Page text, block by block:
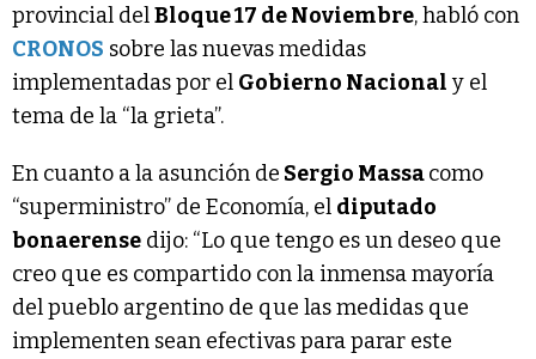
provincial delBloque 17 de Noviembre, habló con
CRONOS sobre las nuevas medidas
implementadas por el Gobierno Nacional y el
tema de la “la grieta”.
En cuanto a la asunción de Sergio Massacomo
“superministro” de Economía, el diputado
bonaerense dijo: “Lo que tengo es un deseo que
creo que es compartido con la inmensa mayoría
del pueblo argentino de que las medidas que
implementen sean efectivas para parar este